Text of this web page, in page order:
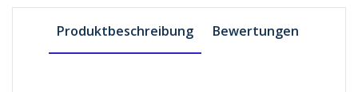
Produktbeschreibung Bewertungen